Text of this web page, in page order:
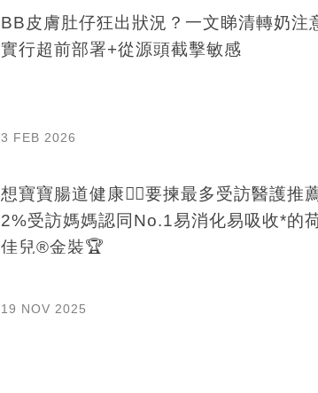
BB皮膚肚仔狂出狀況？一文睇清轉奶注
實行超前部署+從源頭截擊敏感
3 FEB 2026
想寶寶腸道健康👉🏻要揀最多受訪醫護推
2%受訪媽媽認同No.1易消化易吸收*的
佳兒®金裝🏆
19 NOV 2025